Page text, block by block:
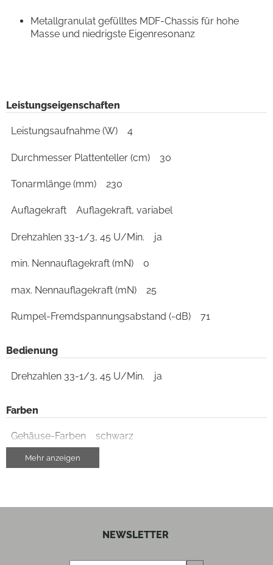
Metallgranulat gefülltes MDF-Chassis für hohe
Masse und niedrigste Eigenresonanz
Leistungseigenschaften
Leistungsaufnahme (W) 4
Durchmesser Plattenteller (cm) 30
Tonarmlänge (mm) 230
Auflagekraft Auflagekraft, variabel
Drehzahlen 33-1/3, 45 U/Min. ja
min. Nennauflagekraft (mN) 0
max. Nennauflagekraft (mN) 25
Rumpel-Fremdspannungsabstand (-dB) 71
Bedienung
Drehzahlen 33-1/3, 45 U/Min. ja
Farben
Gehäuse-Farben schwarz
Gehäuseeigenschaften
Ausstattung & Technik
Mehr anzeigen
NEWSLETTER